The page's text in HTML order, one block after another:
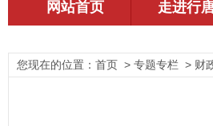
您现在的位置： 首页 > 专题专栏 > 财